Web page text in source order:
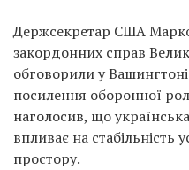
Держсекретар США Марко
закордонних справ
обговорили у
посилення оборонної
наголосив, що
впливає на стабільність
простору.